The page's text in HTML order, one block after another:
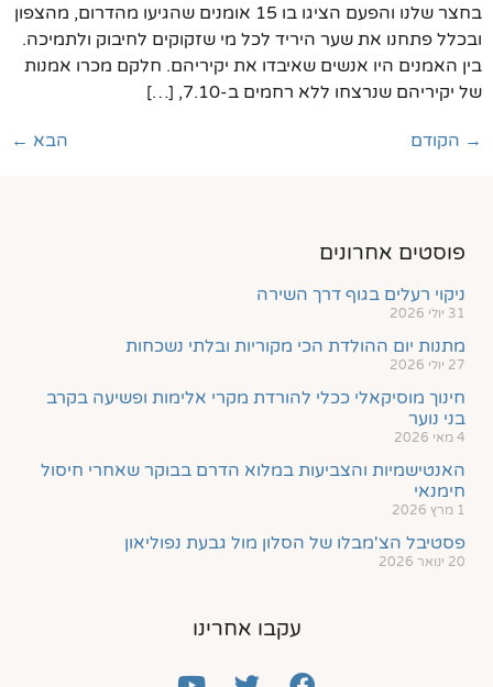
בחצר שלנו והפעם הציגו בו 15 אומנים שהגיעו מהדרום, מהצפון
ובכלל פתחנו את שער היריד לכל מי שזקוקים לחיבוק ולתמיכה.
בין האמנים היו אנשים שאיבדו את יקיריהם. חלקם מכרו אמנות
של יקיריהם שנרצחו ללא רחמים ב-7.10, […]
→ הקודם הבא ←
פוסטים אחרונים
ניקוי רעלים בגוף דרך השירה
31 יולי 2026
מתנות יום ההולדת הכי מקוריות ובלתי נשכחות
27 יולי 2026
חינוך מוסיקאלי ככלי להורדת מקרי אלימות ופשיעה בקרב
בני נוער
4 מאי 2026
האנטישמיות והצביעות במלוא הדרם בבוקר שאחרי חיסול
חימנאי
1 מרץ 2026
פסטיבל הצ'מבלו של הסלון מול גבעת נפוליאון
20 ינואר 2026
עקבו אחרינו